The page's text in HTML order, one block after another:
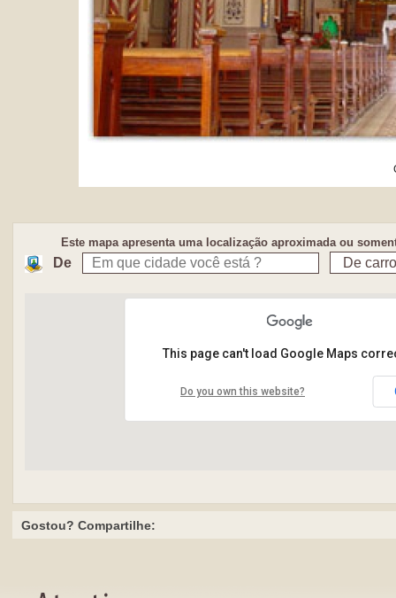
Este mapa apresenta uma localização aproximada ou
De
This page can't load Google Maps
Do you own this website?
Gostou? Compartilhe: